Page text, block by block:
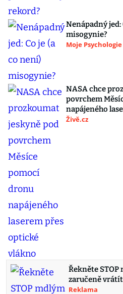
Nenápadný jed:
misogynie?
Moje Psychologie
NASA chce
povrchem
napájeného
Živě.cz
Řekněte
zaručeně
Reklama